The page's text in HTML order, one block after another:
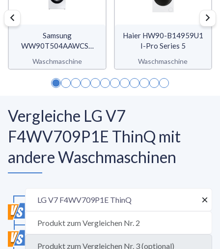
Samsung
WW90T504AAWCS2
Waschmaschine
Haier HW90-B14959U1
I-Pro Series 5
Waschmaschine
Vergleiche LG V7
F4WV709P1E ThinQ mit
andere Waschmaschinen